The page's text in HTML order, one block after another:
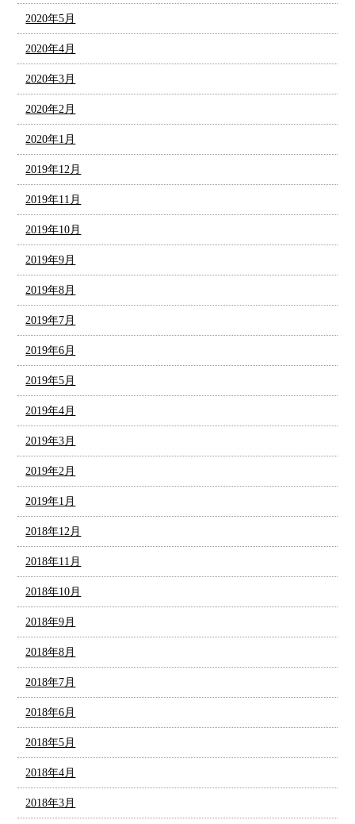
2020年5月
2020年4月
2020年3月
2020年2月
2020年1月
2019年12月
2019年11月
2019年10月
2019年9月
2019年8月
2019年7月
2019年6月
2019年5月
2019年4月
2019年3月
2019年2月
2019年1月
2018年12月
2018年11月
2018年10月
2018年9月
2018年8月
2018年7月
2018年6月
2018年5月
2018年4月
2018年3月